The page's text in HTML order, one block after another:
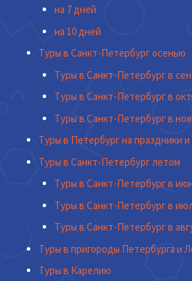
на 7 дней
на 10 дней
Туры в Санкт-Петербург осенью
Туры в Санкт-Петербург в
Туры в Санкт-Петербург в
Туры в Санкт-Петербург в
Туры в Петербург на праздники
Туры в Санкт-Петербург летом
Туры в Санкт-Петербург в
Туры в Санкт-Петербург в
Туры в Санкт-Петербург в
Туры в пригороды Петербурга и
Туры в Карелию